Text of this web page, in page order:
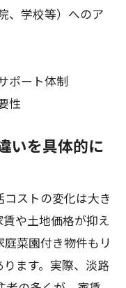
、学校等）へのア
ポート体制
性
いを具体的に
ストの変化は大き
や土地価格が抑え
菜園付き物件もリ
ます。実際、淡路